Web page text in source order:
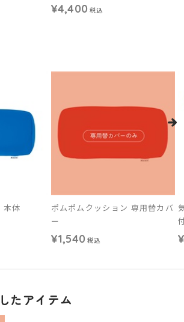
¥4,400 税込
本体
ポムポムクッション 専用替カバ
ー
¥1,540 税込
たアイテム